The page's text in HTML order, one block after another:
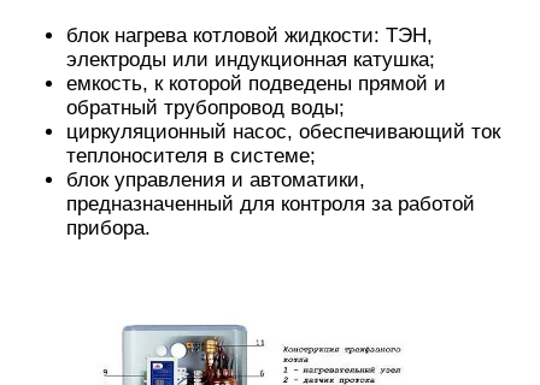
блок нагрева котловой жидкости: ТЭН,
электроды или индукционная катушка;
емкость, к которой подведены прямой и
обратный трубопровод воды;
циркуляционный насос, обеспечивающий ток
теплоносителя в системе;
блок управления и автоматики,
предназначенный для контроля за работой
прибора.